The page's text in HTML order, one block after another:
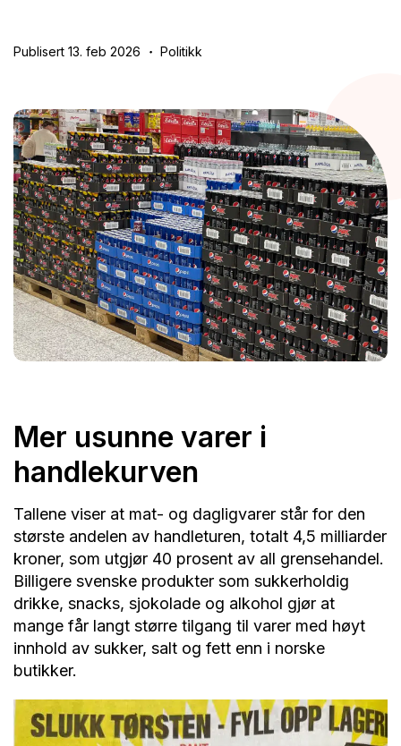
Publisert 13. feb 2026 Politikk
Mer usunne varer i
handlekurven
Tallene viser at mat- og dagligvarer står for den
største andelen av handleturen, totalt 4,5 milliarder
kroner, som utgjør 40 prosent av all grensehandel.
Billigere svenske produkter som sukkerholdig
drikke, snacks, sjokolade og alkohol gjør at
mange får langt større tilgang til varer med høyt
innhold av sukker, salt og fett enn i norske
butikker.